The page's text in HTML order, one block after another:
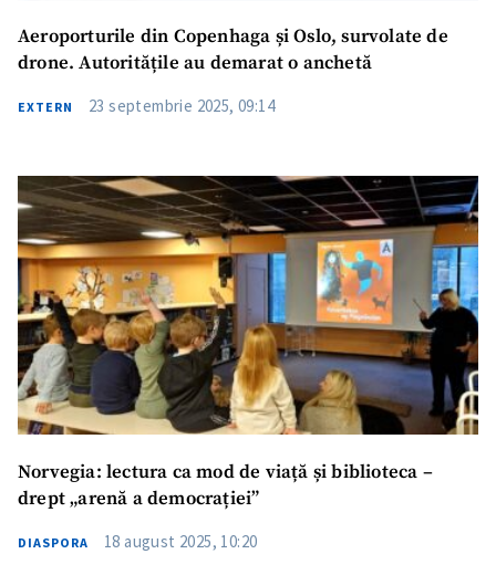
Aeroporturile din Copenhaga și Oslo, survolate de
drone. Autoritățile au demarat o anchetă
EXTERN 23 septembrie 2025, 09:14
Norvegia: lectura ca mod de viață și biblioteca –
drept „arenă a democrației”
DIASPORA 18 august 2025, 10:20